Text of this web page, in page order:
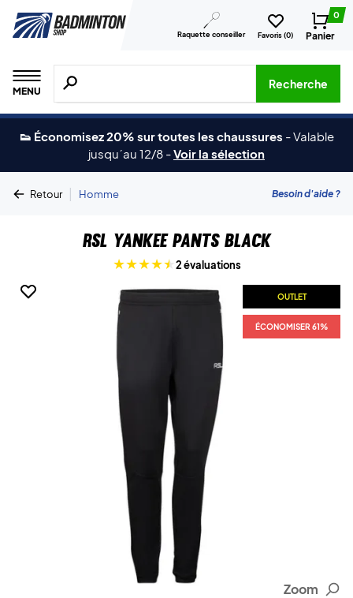
Raquette conseiller Favoris (0)
0
Panier
MENU
Recherche de produits, de marques, etc.
Recherche
👟 Économisez 20% sur toutes les chaussures -Valable
jusqu´au 12/8 -Voir la sélection
Retour | Homme Besoin d'aide ?
RSL Yankee Pants Black
2 évaluations
OUTLET
ÉCONOMISER 61%
Zoom